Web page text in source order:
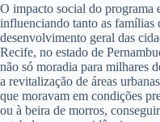
O impacto social do programa
influenciando tanto as famílias
desenvolvimento geral das
Recife, no estado de
não só moradia para milhares
a revitalização de áreas
que moravam em condições
ou à beira de morros,